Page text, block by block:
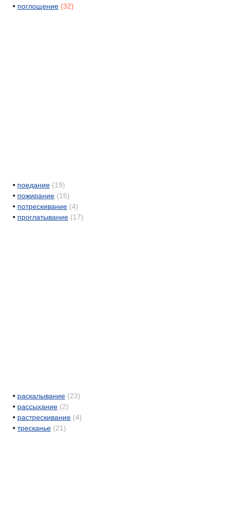
• поглощение (32)
• поедание (19)
• пожирание (15)
• потрескивание (4)
• проглатывание (17)
• раскалывание (23)
• рассыхание (2)
• растрескивание (4)
• тресканье (21)